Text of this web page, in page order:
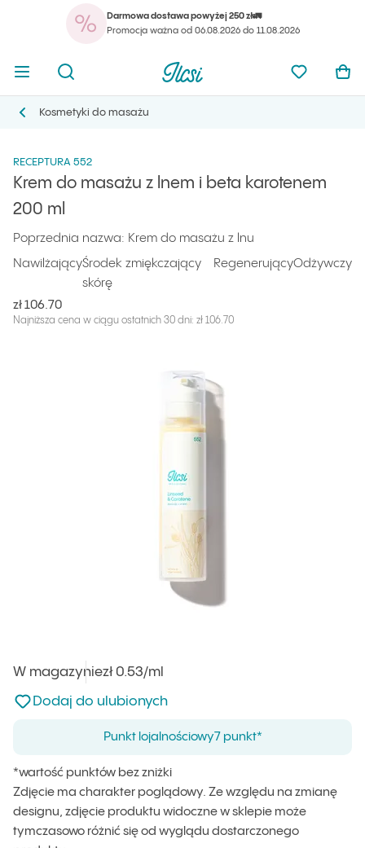
Darmowa dostawa powyżej 250 zł🚛
Promocja ważna od 06.08.2026 do 11.08.2026
Strona główna Ilcsi
Otwórz menuOtwórz wyszukiwarkę Ulubione
Strona główna Ilcsi
Otwórz menuOtwórz wyszukiwarkę Ulubione
Produkty
Kosmetyki do masażu
Kosmetyki do masażu
Krem do masażu z lnem i beta karotenem 200 ml
RECEPTURA 552
Krem do masażu z lnem i beta karotenem
200 ml
Poprzednia nazwa: Krem do masażu z lnu
NawilżającyŚrodek zmiękczający
skórę
RegenerującyOdżywczy
zł 106.70
Najniższa cena w ciągu ostatnich 30 dni: zł 106.70
W magazynieCena jednostkowa
zł 0.53/ml
Nie dodano do ulubionych
Dodaj do ulubionych
Punkt lojalnościowy7 punkt*
*wartość punktów bez zniżki
Zdjęcie ma charakter poglądowy. Ze względu na zmianę
designu, zdjęcie produktu widoczne w sklepie może
tymczasowo różnić się od wyglądu dostarczonego